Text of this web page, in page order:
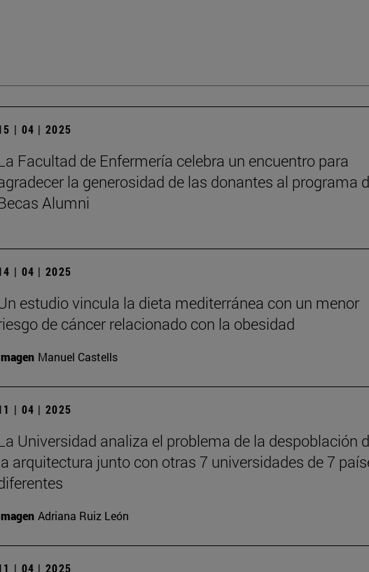
| 04 | 2025
Facultad de Enfermería celebra un encuentro para
la generosidad de las donantes al programa
Alumni
| 04 | 2025
estudio vincula la dieta mediterránea con un menor
de cáncer relacionado con la obesidad
Manuel Castells
| 04 | 2025
Universidad analiza el problema de la despoblación
arquitectura junto con otras 7 universidades de 7
Adriana Ruiz León
| 04 | 2025